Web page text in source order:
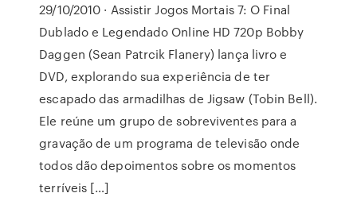
29/10/2010 · Assistir Jogos Mortais 7: O Final
Dublado e Legendado Online HD 720p Bobby
Daggen (Sean Patrcik Flanery) lança livro e
DVD, explorando sua experiência de ter
escapado das armadilhas de Jigsaw (Tobin Bell).
Ele reúne um grupo de sobreviventes para a
gravação de um programa de televisão onde
todos dão depoimentos sobre os momentos
terríveis […]